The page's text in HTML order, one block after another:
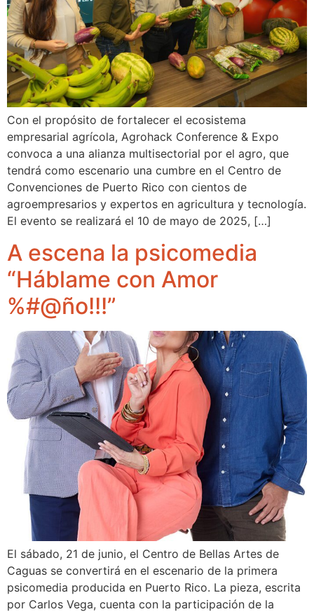
Con el propósito de fortalecer el ecosistema
empresarial agrícola, Agrohack Conference & Expo
convoca a una alianza multisectorial por el agro, que
tendrá como escenario una cumbre en el Centro de
Convenciones de Puerto Rico con cientos de
agroempresarios y expertos en agricultura y tecnología.
El evento se realizará el 10 de mayo de 2025, […]
A escena la psicomedia
“Háblame con Amor
%#@ño!!!”
El sábado, 21 de junio, el Centro de Bellas Artes de
Caguas se convertirá en el escenario de la primera
psicomedia producida en Puerto Rico. La pieza, escrita
por Carlos Vega, cuenta con la participación de la